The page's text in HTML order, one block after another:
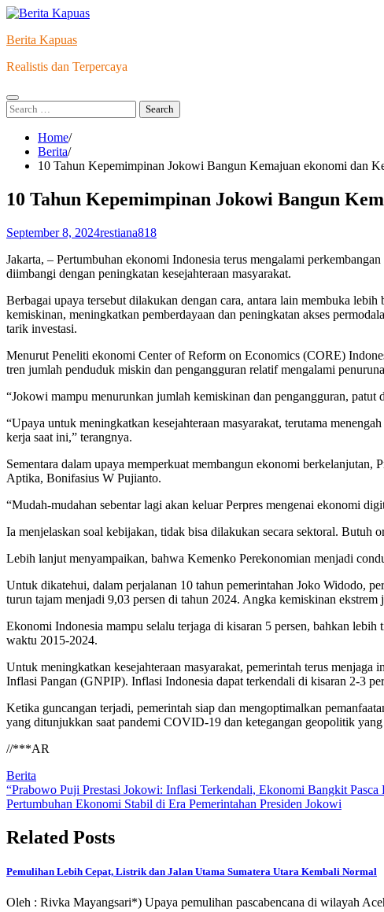
Skip
content
Berita Kapuas
Realistis dan Terpercaya
Search
for:
Home
Berita
10 Tahun Kepemimpinan Jokowi Bangun Kemajuan ekonomi dan
10 Tahun Kepemimpinan Jokowi Bangun
September 8, 2024restiana818
Jakarta, – Pertumbuhan ekonomi Indonesia terus mengalami
diimbangi dengan peningkatan kesejahteraan masyarakat.
Berbagai upaya tersebut dilakukan dengan cara, antara lain membuka
kemiskinan, meningkatkan pemberdayaan dan peningkatan akses
tarik investasi.
Menurut Peneliti ekonomi Center of Reform on Economics (CORE)
tren jumlah penduduk miskin dan pengangguran relatif mengalami
“Jokowi mampu menurunkan jumlah kemiskinan dan pengangguran, patut
“Upaya untuk meningkatkan kesejahteraan masyarakat, terutama
kerja saat ini,” terangnya.
Sementara dalam upaya memperkuat membangun ekonomi
Aptika, Bonifasius W Pujianto.
“Mudah-mudahan sebentar lagi akan keluar Perpres mengenai ekonomi
Ia menjelaskan soal kebijakan, tidak bisa dilakukan secara sektoral. Butuh
Lebih lanjut menyampaikan, bahwa Kemenko Perekonomian menjadi
Untuk dikatehui, dalam perjalanan 10 tahun pemerintahan Joko Widodo,
turun tajam menjadi 9,03 persen di tahun 2024. Angka kemiskinan
Ekonomi Indonesia mampu selalu terjaga di kisaran 5 persen, bahkan
waktu 2015-2024.
Untuk meningkatkan kesejahteraan masyarakat, pemerintah terus
Inflasi Pangan (GNPIP). Inflasi Indonesia dapat terkendali di kisaran 2-3
Ketika guncangan terjadi, pemerintah siap dan mengoptimalkan
yang ditunjukkan saat pandemi COVID-19 dan ketegangan geopolitik
//***AR
Berita
Post
navigation
“Prabowo Puji Prestasi Jokowi: Inflasi Terkendali, Ekonomi Bangkit Pasca
Pertumbuhan Ekonomi Stabil di Era Pemerintahan Presiden Jokowi
Related Posts
Pemulihan Lebih Cepat, Listrik dan Jalan Utama Sumatera Utara Kembali Normal
Oleh : Rivka Mayangsari*) Upaya pemulihan pascabencana di wilayah